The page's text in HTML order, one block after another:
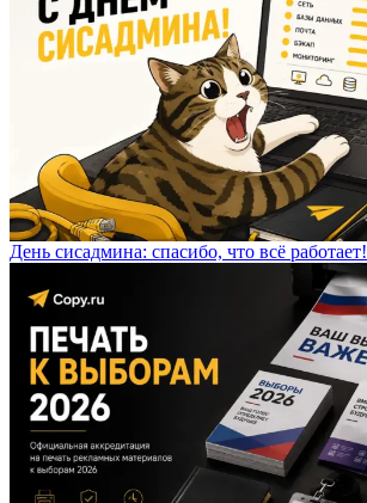
День сисадмина: спасибо, что всё работает!